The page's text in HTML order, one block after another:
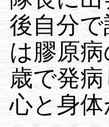
後自分
は膠原
歳で発
心と身